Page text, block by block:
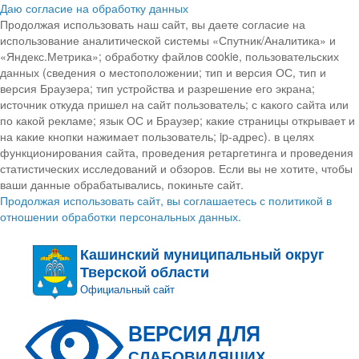
Даю согласие на обработку данных
Продолжая использовать наш сайт, вы даете согласие на
использование аналитической системы «Спутник/Аналитика» и
«Яндекс.Метрика»; обработку файлов cookie, пользовательских
данных (сведения о местоположении; тип и версия ОС, тип и
версия Браузера; тип устройства и разрешение его экрана;
источник откуда пришел на сайт пользователь; с какого сайта или
по какой рекламе; язык ОС и Браузер; какие страницы открывает и
на какие кнопки нажимает пользователь; ip-адрес). в целях
функционирования сайта, проведения ретаргетинга и проведения
статистических исследований и обзоров. Если вы не хотите, чтобы
ваши данные обрабатывались, покиньте сайт.
Продолжая использовать сайт, вы соглашаетесь с политикой в
отношении обработки персональных данных.